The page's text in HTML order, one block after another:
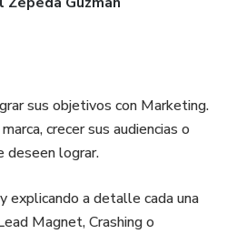
sus objetivos con Marketing.
crecer sus audiencias o
deseen lograr.
explicando a detalle cada una
Magnet, Crashing o